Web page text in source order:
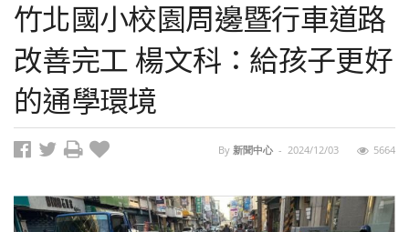
n
a
v
i
g
a
t
竹北國小校園周邊暨行車道路
改善完工 楊文科：給孩子更好
的通學環境
By 新聞中心 - 2024/12/03 5664